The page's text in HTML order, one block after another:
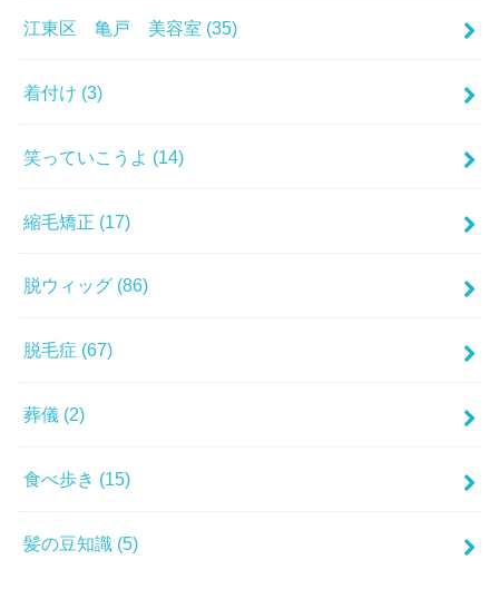
江東区 亀戸 美容室 (35)
着付け (3)
笑っていこうよ (14)
縮毛矯正 (17)
脱ウィッグ (86)
脱毛症 (67)
葬儀 (2)
食べ歩き (15)
髪の豆知識 (5)